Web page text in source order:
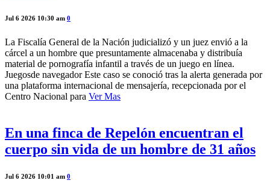
Jul 6 2026 10:30 am 0
La Fiscalía General de la Nación judicializó y un juez envió a la
cárcel a un hombre que presuntamente almacenaba y distribuía
material de pornografía infantil a través de un juego en línea.
Juegosde navegador Este caso se conoció tras la alerta generada por
una plataforma internacional de mensajería, recepcionada por el
Centro Nacional para Ver Mas
En una finca de Repelón encuentran el
cuerpo sin vida de un hombre de 31 años
Jul 6 2026 10:01 am 0